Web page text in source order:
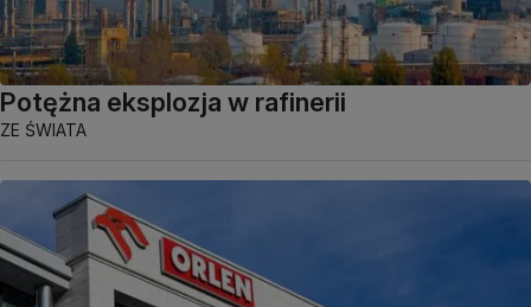
Potężna eksplozja w rafinerii
ZE ŚWIATA